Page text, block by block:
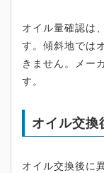
オイル量確認は、
す。傾斜地では
きません。メー
す。
オイル交換
オイル交換後に